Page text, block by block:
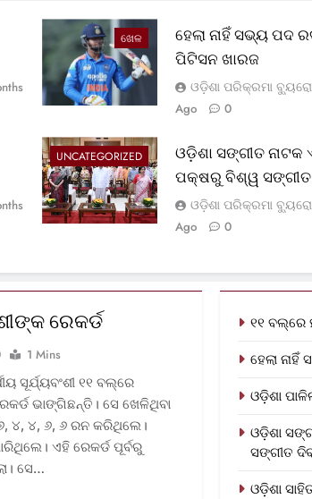
ଖେଳ
ହେଲା ନାହିଁ ସଭ୍ୟ ପଦ
ପିଟିସନ ଖାରଜ
ଓଡ଼ିଶା ପରିକ୍ରମା ବ୍ୟୁରୋ
Ago
0
UNCATEGORIZED
ଓଡ଼ିଶା ସଙ୍ଗୀତ ନାଟକ
ପକ୍ଷରୁ ବିଶ୍ୱ
ଓଡ଼ିଶା ପରିକ୍ରମା ବ୍ୟୁରୋ
Ago
0
ରେକର୍ଡ
1 Mins
ସୂର୍ଯ୍ୟବଂଶୀ ୧୧ ବଲ୍‌ରେ
ଭାଙ୍ଗିଛନ୍ତି। ସେ ଖେଳିଥିବା
୪, ୪, ୬, ୬ ରନ କରିଥିଲେ।
ଏହି ରେକର୍ଡ ପୂର୍ବରୁ
ସେ…
୧୧ ବଲ୍‌ରେ
ହେଲା
ଓଡ଼ିଶା
ଓଡ଼ିଶା
ସଙ୍ଗୀତ
ଓଡ଼ିଶା